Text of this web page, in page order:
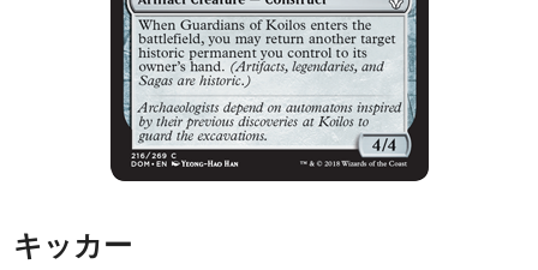
キッカー